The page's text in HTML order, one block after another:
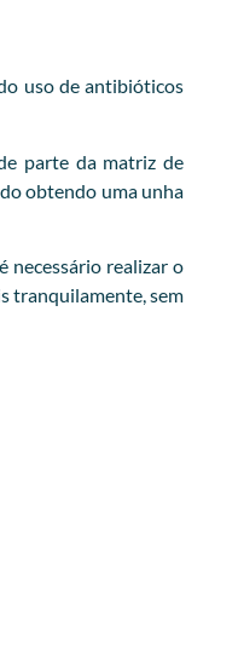
uso de antibióticos
parte da matriz de
obtendo uma unha
necessário realizar o
tranquilamente, sem